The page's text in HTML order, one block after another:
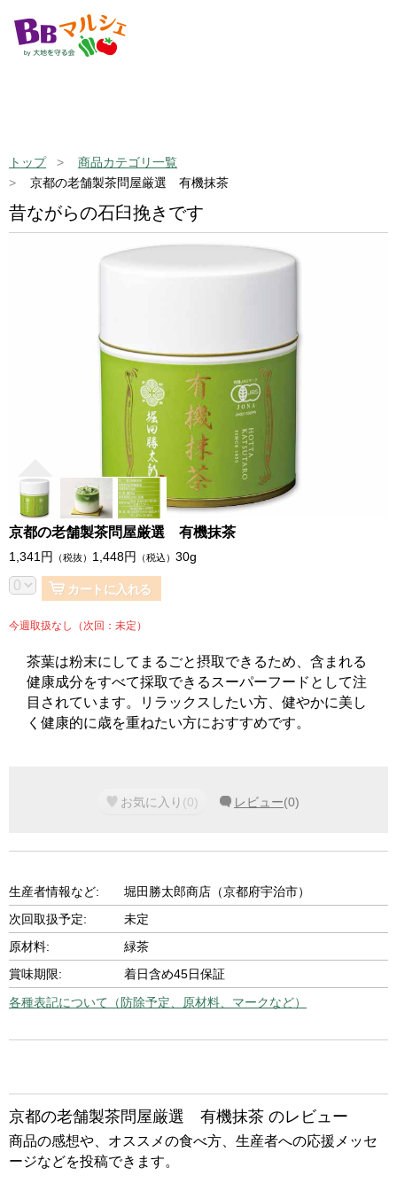
トップ
商品カテゴリ一覧
京都の老舗製茶問屋厳選 有機抹茶
昔ながらの石臼挽きです
京都の老舗製茶問屋厳選 有機抹茶
1,341 円 （税抜） 1,448円 （税込） 30g
カートに入れる
今週取扱なし（次回：未定）
茶葉は粉末にしてまるごと摂取できるため、含まれる
健康成分をすべて採取できるスーパーフードとして注
目されています。リラックスしたい方、健やかに美し
く健康的に歳を重ねたい方におすすめです。
お気に入り (0) レビュー(0)
生産者情報など:
堀田勝太郎商店（京都府宇治市）
次回取扱予定:
未定
原材料:
緑茶
賞味期限:
着日含め45日保証
各種表記について（防除予定、原材料、マークなど）
京都の老舗製茶問屋厳選 有機抹茶 のレビュー
商品の感想や、オススメの食べ方、生産者への応援メッセ
ージなどを投稿できます。